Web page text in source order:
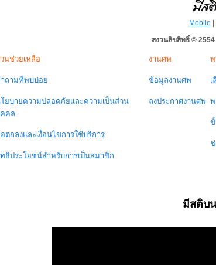
Mobile |
สงวนลิขสิทธิ์ ©
นช่วยเหลือ
ถามที่พบบ่อย
ยบายความปลอดภัยและความเป็นส่วน
คล
ตกลงและเงื่อนไขการใช้บริการ
ธิประโยชน์สำหรับการเป็นสมาชิก
งานศพ
ข้อมูลงานศพ
ลงประกาศงานศพ
พ
ช่
มีสติบ